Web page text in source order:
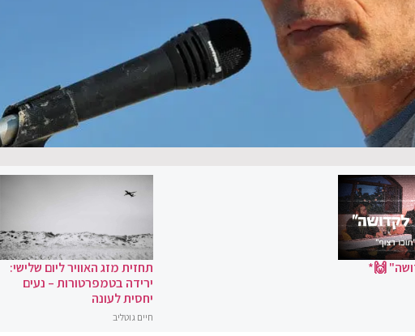
🙌*
תחזית מזג האוויר ליום שלישי:
ירידה בטמפרטורות – נעים
יחסית לעונה
חיים גוטליב